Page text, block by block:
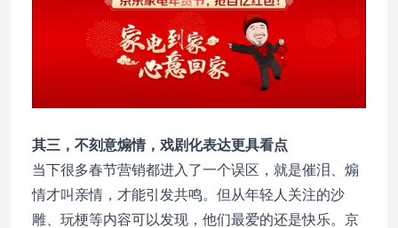
其三，不刻意煽情，戏剧化表达更具看点
当下很多春节营销都进入了一个误区，就是催泪、煽
情才叫亲情，才能引发共鸣。但从年轻人关注的沙
雕、玩梗等内容可以发现，他们最爱的还是快乐。京